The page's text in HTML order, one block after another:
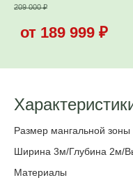
209 000₽
от 189 999 ₽
Размер мангальной зоны
Ширина 3м/Глубина 2м/
Материалы